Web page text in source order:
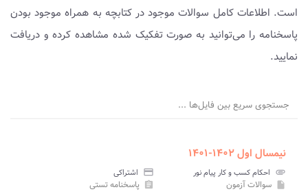
است. اطلاعات کامل سوالات موجود در کتابچه به همراه موجود بودن
پاسخنامه را می‌توانید به صورت تفکیک شده مشاهده کرده و دریافت
نمایید.
جستجوی سریع بین فایل‌ها ...
نیمسال اول ۱۴۰۲-۱۴۰۱
attachment احکام کسب و کار پیام نور credit_card اشتراکی
insert_drive_file سوالات آزمون assignment پاسخنامه تستی